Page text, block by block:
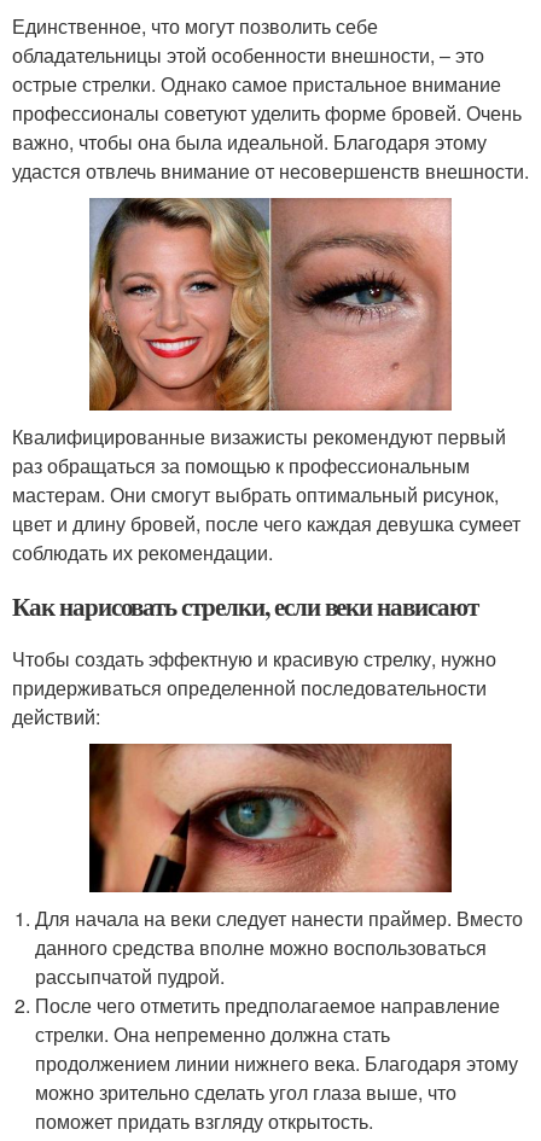
Единственное, что могут позволить себе
обладательницы этой особенности внешности, – это
острые стрелки. Однако самое пристальное внимание
профессионалы советуют уделить форме бровей. Очень
важно, чтобы она была идеальной. Благодаря этому
удастся отвлечь внимание от несовершенств внешности.
Квалифицированные визажисты рекомендуют первый
раз обращаться за помощью к профессиональным
мастерам. Они смогут выбрать оптимальный рисунок,
цвет и длину бровей, после чего каждая девушка сумеет
соблюдать их рекомендации.
Как нарисовать стрелки, если веки нависают
Чтобы создать эффектную и красивую стрелку, нужно
придерживаться определенной последовательности
действий:
Для начала на веки следует нанести праймер. Вместо
данного средства вполне можно воспользоваться
рассыпчатой пудрой.
После чего отметить предполагаемое направление
стрелки. Она непременно должна стать
продолжением линии нижнего века. Благодаря этому
можно зрительно сделать угол глаза выше, что
поможет придать взгляду открытость.